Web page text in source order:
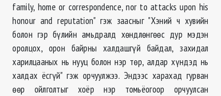
family, home or correspondence, nor to attacks upon his
honour and reputation" гэж заасныг "Хэний ч хувийн
болон гэр бүлийн амьдралд хөндлөнгөөс дур мэдэн
оролцох, орон байрны халдашгүй байдал, захидал
харилцааных нь нууц болон нэр төр, алдар хүндэд нь
халдах ёсгүй" гэж орчуулжээ. Эндээс харахад гурван
өөр ойлголтыг хоёр нэр томьёогоор орчуулсан